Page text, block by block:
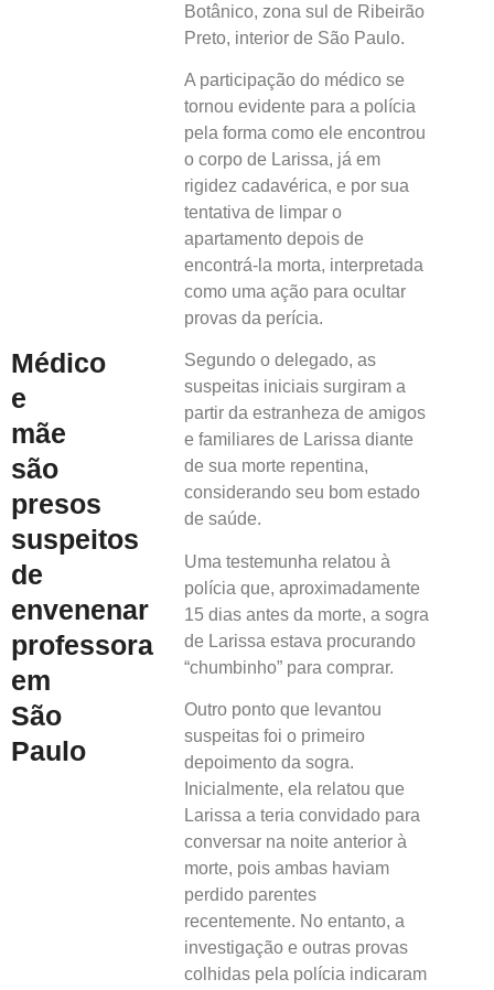
Médico
e
mãe
são
presos
suspeitos
de
envenenar
professora
em
São
Paulo
Botânico, zona sul de Ribeirão
Preto, interior de São Paulo.
A participação do médico se
tornou evidente para a polícia
pela forma como ele encontrou
o corpo de Larissa, já em
rigidez cadavérica, e por sua
tentativa de limpar o
apartamento depois de
encontrá-la morta, interpretada
como uma ação para ocultar
provas da perícia.
Segundo o delegado, as
suspeitas iniciais surgiram a
partir da estranheza de amigos
e familiares de Larissa diante
de sua morte repentina,
considerando seu bom estado
de saúde.
Uma testemunha relatou à
polícia que, aproximadamente
15 dias antes da morte, a sogra
de Larissa estava procurando
“chumbinho” para comprar.
Outro ponto que levantou
suspeitas foi o primeiro
depoimento da sogra.
Inicialmente, ela relatou que
Larissa a teria convidado para
conversar na noite anterior à
morte, pois ambas haviam
perdido parentes
recentemente. No entanto, a
investigação e outras provas
colhidas pela polícia indicaram